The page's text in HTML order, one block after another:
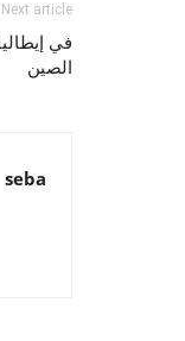
Next article
في
الصين
seba